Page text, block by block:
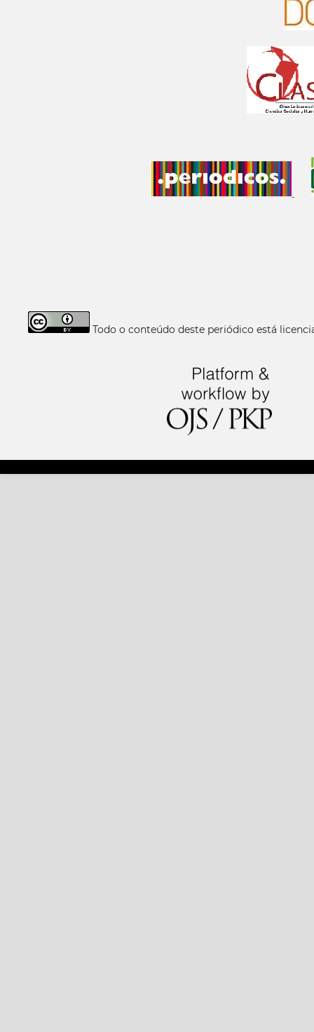
Todo o conteúdo deste periódico está